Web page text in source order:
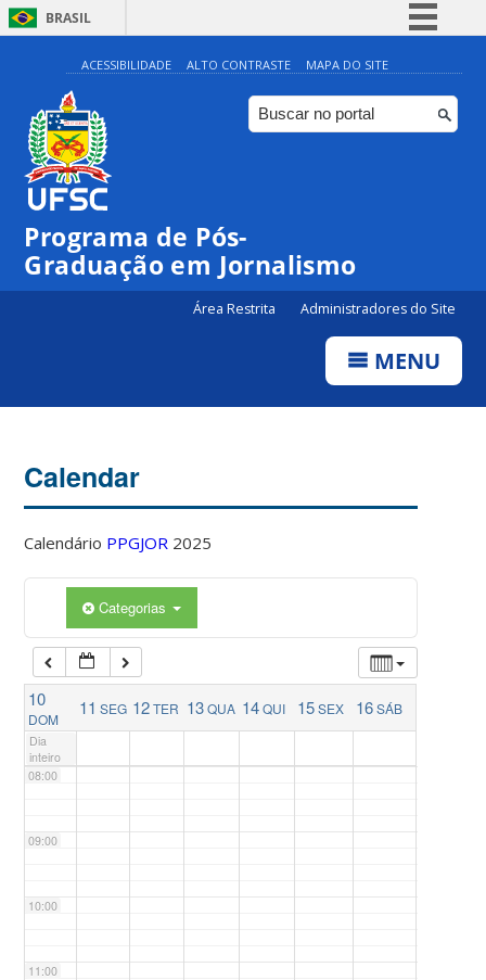
BRASIL
Simplifique!
Comunica BR
Participe
ACESSIBILIDADE ALTO CONTRASTE MAPA DO SITE
Programa de Pós-
Graduação em Jornalismo
Área Restrita Administradores do Site
MENU
Calendar
Calendário PPGJOR 2025
Categorias
10
DOM
11 SEG 12TER 13QUA 14QUI 15SEX 16SÁB
Dia
inteiro
00:00
05:00
06:00
07:00
08:00
09:00
10:00
11:00